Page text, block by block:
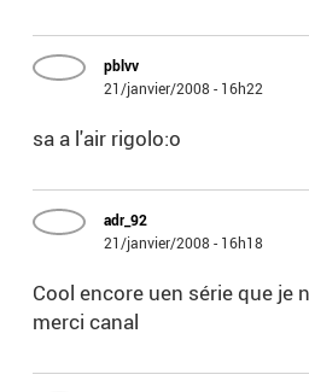
pblvv
21/janvier/2008 - 16h22
sa a l'air rigolo:o
adr_92
21/janvier/2008 - 16h18
Cool encore uen série que je
merci canal